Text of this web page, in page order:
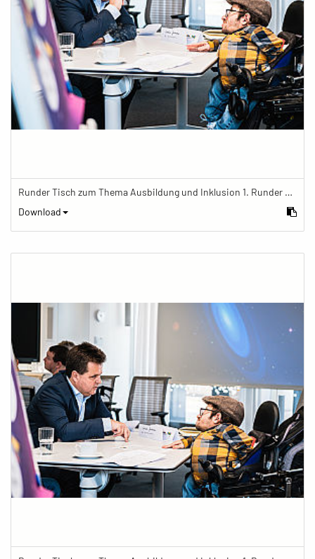
Runder Tisch zum Thema Ausbildung und Inklusion 1. Runder Tisch zu Ausbildung und Inklusion von JOBinklusive
Download